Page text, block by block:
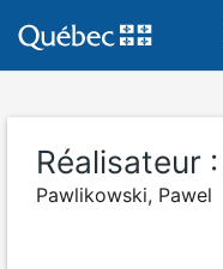
Réalisateur :
Pawlikowski, Pawel